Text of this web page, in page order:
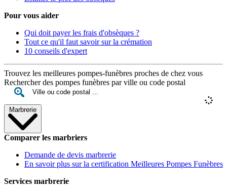
Pour vous aider
Qui doit payer les frais d'obsèques ?
Tout ce qu'il faut savoir sur la crémation
10 conseils d'expert
Trouvez les meilleures pompes-funèbres proches de chez vous
Rechercher des pompes funèbres par ville ou code postal
Marbrerie
Comparer les marbriers
Demande de devis marbrerie
En savoir plus sur la certification Meilleures Pompes Funèbres
Services marbrerie